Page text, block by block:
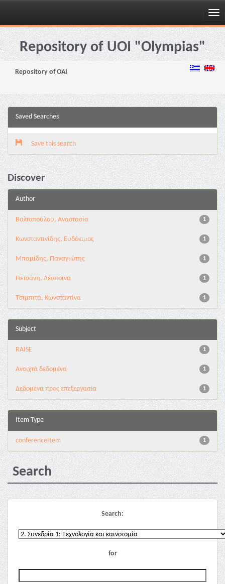
Skip
navigationRepository of UOI "Olympias"
Repository of OAI
Saved Searches
Save this search
Discover
Author
1
Βαλτοπούλου, Αναστασία
1
Κωνσταντινίδης, Ευδόκιμος
1
Μπαμίδης, Παναγιώτης
1
Πετσάνη, Δέσποινα
1
Τσιμπιτά, Κωνσταντίνα
Subject
1
RAISE
1
Ανοιχτά δεδομένα
1
Δεδομένα προς επεξεργασία
Item Type
1
conferenceItem
Search
Search:
for